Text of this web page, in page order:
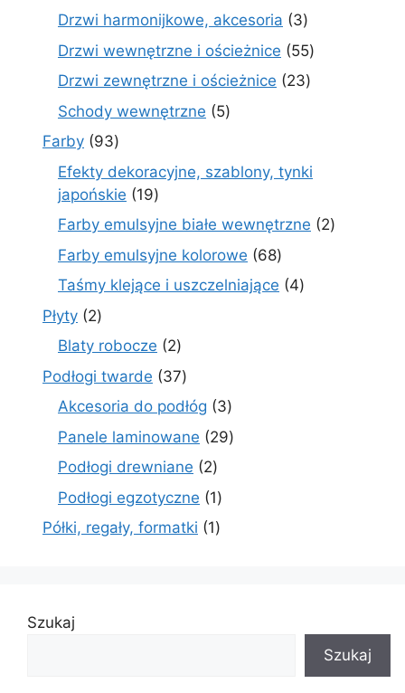
produktów
Drzwi harmonijkowe, akcesoria 33
produkty
Drzwi wewnętrzne i ościeżnice 5555
produktów
Drzwi zewnętrzne i ościeżnice 2323
Schody wewnętrzne 55
Farby 9393
produkty
Efekty dekoracyjne, szablony, tynki
japońskie
1919
produktów
Farby emulsyjne białe wewnętrzne 22
Farby emulsyjne kolorowe 6868
produktów
Taśmy klejące i uszczelniające 44
Płyty 22
produkty
Blaty robocze 22
produkty
Podłogi twarde 3737
produktów
Akcesoria do podłóg 33
produkty
Panele laminowane 2929
Podłogi drewniane 22
produkty
Podłogi egzotyczne 11
produkt
Półki, regały, formatki 11
Szukaj
Szukaj